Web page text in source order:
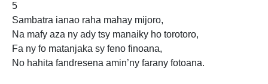
5
Sambatra ianao raha mahay mijoro,
Na mafy aza ny ady tsy manaiky ho torotoro,
Fa ny fo matanjaka sy feno finoana,
No hahita fandresena amin’ny farany fotoana.